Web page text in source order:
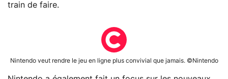
train de faire.
Nintendo veut rendre le jeu en ligne plus convivial que jamais. ©Nintendo